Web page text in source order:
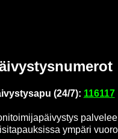
(24/7): 116117
ym­pä­ri